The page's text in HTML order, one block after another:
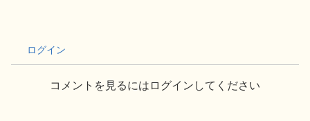
ログイン
コメントを見るにはログインしてください